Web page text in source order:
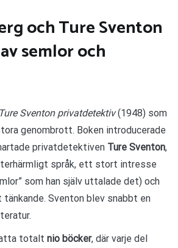
och Ture Sventon
semlor och
Ture Sventon privatdetektiv(1948) som
genombrott. Boken introducerade
privatdetektiven Ture Sventon,
språk, ett stort intresse
som han själv uttalade det) och
Sventon blev snabbt en
totalt nio böcker, där varje del